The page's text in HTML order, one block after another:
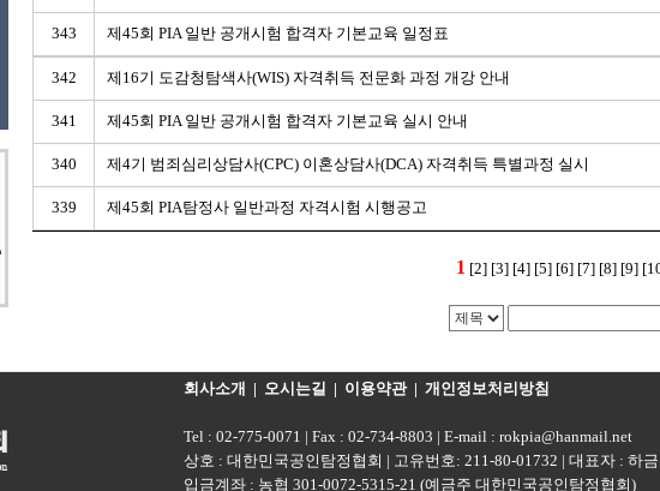
343 제45회 PIA 일반 공개시험 합격자 기본교육 일정표
342 제16기 도감청탐색사(WIS) 자격취득 전문화 과정 개강 안내
341 제45회 PIA 일반 공개시험 합격자 기본교육 실시 안내
340 제4기 범죄심리상담사(CPC) 이혼상담사(DCA) 자격취득 특별과정 실시
339 제45회 PIA탐정사 일반과정 자격시험 시행공고
1 [2] [3] [4] [5] [6] [7] [8] [9]
회사소개 | 오시는길 | 이용약관| 개인정보처리방침
Tel : 02-775-0071 | Fax : 02-734-8803 | E-mail : rokpia@hanmail.net
상호 : 대한민국공인탐정협회 | 고유번호: 211-80-01732 | 대표자 : 하금
입금계좌 : 농협 301-0072-5315-21 (예금주 대한민국공인탐정협회)